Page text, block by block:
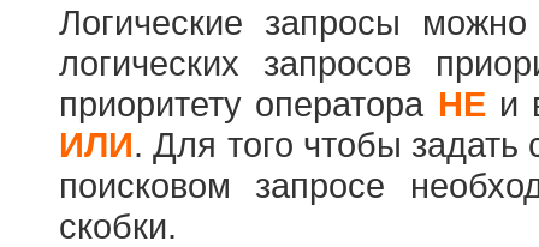
Логические запросы
логических запросов
приоритету оператора НЕи
ИЛИ. Для того чтобы задать
поисковом запросе
скобки.